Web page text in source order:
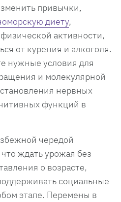
привычки,
диету,
активности,
от курения и алкоголя.
нужные условия для
и молекулярной
нервных
функций в
чередой
ждать урожая без
о возрасте,
социальные
этапе. Перемены в